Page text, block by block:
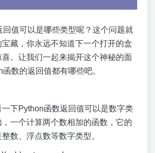
回值可以是哪些类型呢？这个问题就
藏，你永远不知道下一个打开的盒
。让我们一起来揭开这个神秘的面
数的返回值都有哪些吧。
下Python函数返回值可以是数字类
一个计算两个数相加的函数，它的
数、浮点数等数字类型。